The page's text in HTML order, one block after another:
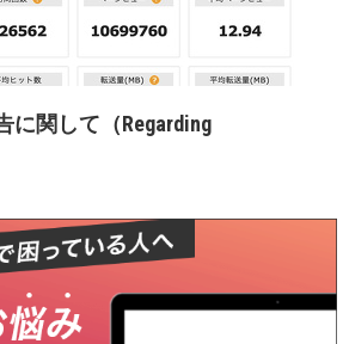
に関して（Regarding